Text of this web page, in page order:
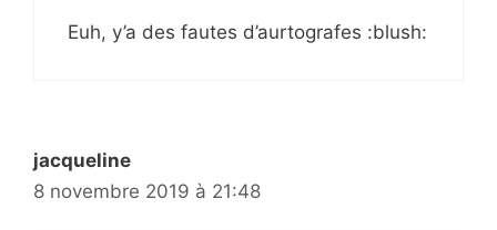
Euh, y’a des fautes d’aurtografes :blush:
jacqueline
8 novembre 2019 à 21:48